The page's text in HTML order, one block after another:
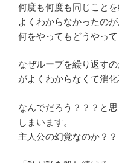
何度も何度も同じことを
よくわからなかったのが
何をやってもどうやって
なぜループを繰り返す
がよくわからなくて消化
なんでだろう？？？と
しまいます。
主人公の幻覚なのか？？